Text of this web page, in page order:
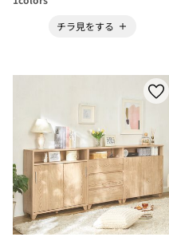
チラ見をする